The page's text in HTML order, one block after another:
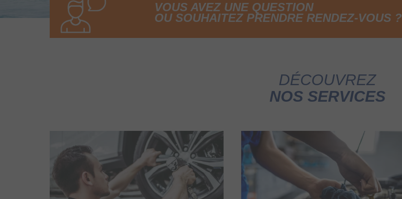
VOUS AVEZ UNE QUESTION
OU SOUHAITEZ PRENDRE RENDEZ-VOUS ?
DÉCOUVREZ
NOS SERVICES